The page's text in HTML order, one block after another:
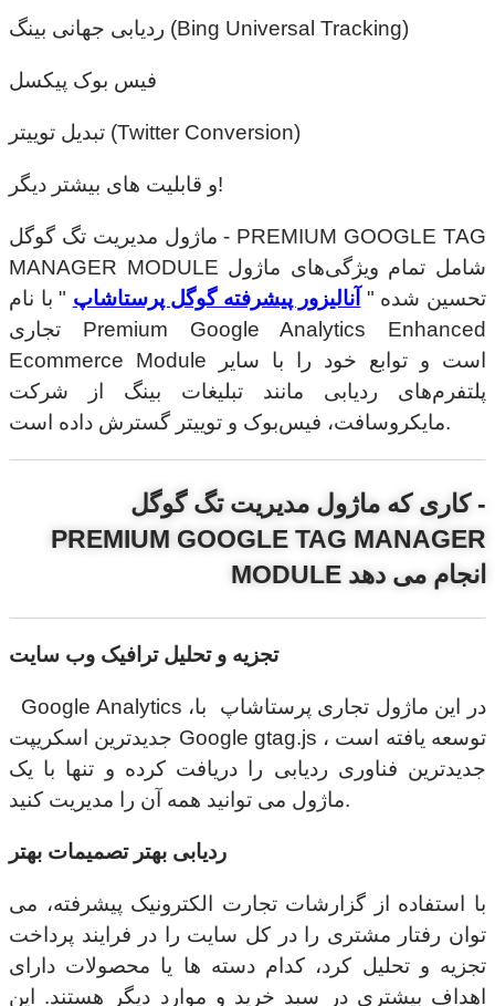
ردیابی جهانی بینگ (Bing Universal Tracking)
فیس بوک پیکسل
تبدیل توییتر (Twitter Conversion)
و قابلیت های بیشتر دیگر!
ماژول مدیریت تگ گوگل - PREMIUM GOOGLE TAG
MANAGER MODULE شامل تمام ویژگی‌های ماژول
تحسین شده " آنالیزور پیشرفته گوگل پرستاشاپ " با نام
تجاری Premium Google Analytics Enhanced
Ecommerce Module است و توابع خود را با سایر
پلتفرم‌های ردیابی مانند تبلیغات بینگ از شرکت
مایکروسافت، فیس‌بوک و توییتر گسترش داده است.
کاری که ماژول مدیریت تگ گوگل -
PREMIUM GOOGLE TAG MANAGER
MODULE انجام می دهد
تجزیه و تحلیل ترافیک وب سایت
Google Analytics ،در این ماژول تجاری پرستاشاپ با
جدیدترین اسکریپت Google gtag.js توسعه یافته است ،
جدیدترین فناوری ردیابی را دریافت کرده و تنها با یک
ماژول می توانید همه آن را مدیریت کنید.
ردیابی بهتر تصمیمات بهتر
با استفاده از گزارشات تجارت الکترونیک پیشرفته، می
توان رفتار مشتری را در کل سایت را در فرایند پرداخت
تجزیه و تحلیل کرد، کدام دسته ها یا محصولات دارای
اهداف بیشتری در سبد خرید و موارد دیگر هستند. این